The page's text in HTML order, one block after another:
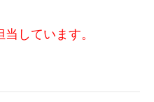
しています。